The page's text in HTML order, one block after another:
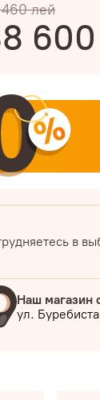
лей
600
в
Наш магазин
ул. Буребиста